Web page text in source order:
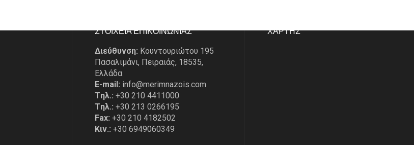
ΣΤΟΙΧΕΙΑ ΕΠΙΚΟΙΝΩΝΙΑΣ
Διεύθυνση: Κουντουριώτου 195
Πασαλιμάνι, Πειραιάς, 18535,
Ελλάδα
E-mail: info@merimnazois.com
Tηλ.: +30 210 4411000
Tηλ.: +30 213 0266195
Fax: +30 210 4182502
Κιν.: +30 6949060349
ΧΑΡΤΗΣ